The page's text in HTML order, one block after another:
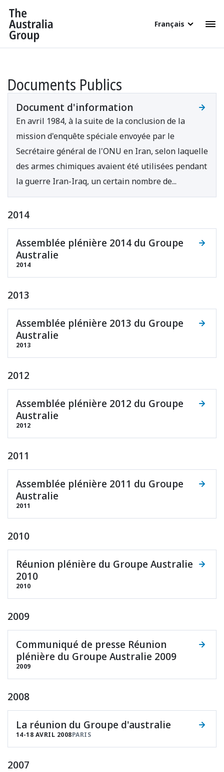
Français
Documents Publics
Document d'information
En avril 1984, à la suite de la conclusion de la
mission d'enquête spéciale envoyée par le
Secrétaire général de l'ONU en Iran, selon laquelle
des armes chimiques avaient été utilisées pendant
la guerre Iran-Iraq, un certain nombre de...
2014
Assemblée plénière 2014 du Groupe
Australie
2014
2013
Assemblée plénière 2013 du Groupe
Australie
2013
2012
Assemblée plénière 2012 du Groupe
Australie
2012
2011
Assemblée plénière 2011 du Groupe
Australie
2011
2010
Réunion plénière du Groupe Australie
2010
2010
2009
Communiqué de presse Réunion
plénière du Groupe Australie 2009
2009
2008
La réunion du Groupe d'australie
14-18 AVRIL 2008PARIS
2007